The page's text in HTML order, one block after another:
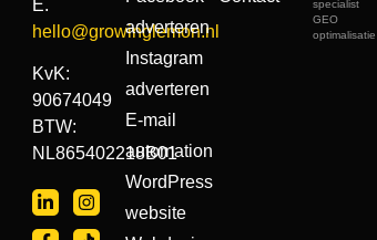
E.
hello@growinglemon.nl
KvK:
90674049
BTW:
NL865402218B01
adverteren
Instagram
adverteren
E-mail
automation
WordPress
website
specialist
GEO
optimalisatie